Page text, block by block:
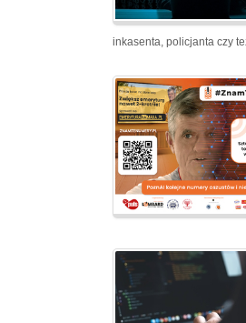
inkasenta, policjanta czy